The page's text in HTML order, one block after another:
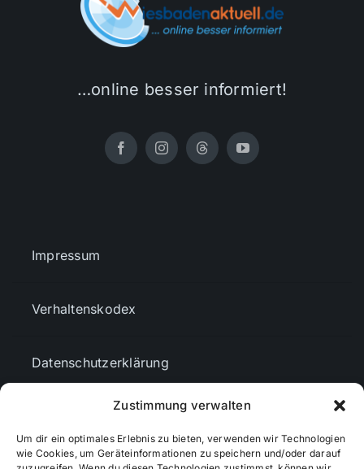
Zustimmung verwalten
Um dir ein optimales Erlebnis zu bieten, verwenden wir Technologien
wie Cookies, um Geräteinformationen zu speichern und/oder darauf
…online besser informiert!
Impressum
Verhaltenskodex
Datenschutzerklärung